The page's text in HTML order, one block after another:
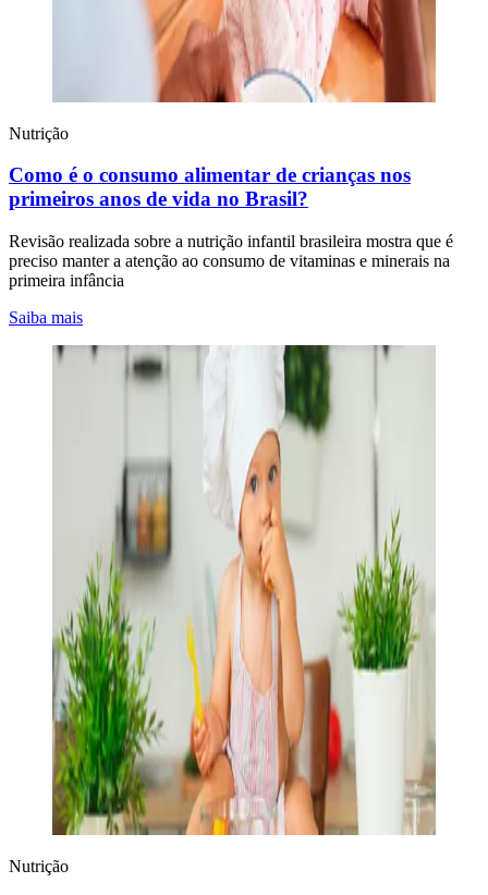
Nutrição
Como é o consumo alimentar de crianças nos
primeiros anos de vida no Brasil?
Revisão realizada sobre a nutrição infantil brasileira mostra que é
preciso manter a atenção ao consumo de vitaminas e minerais na
primeira infância
Saiba mais
Nutrição